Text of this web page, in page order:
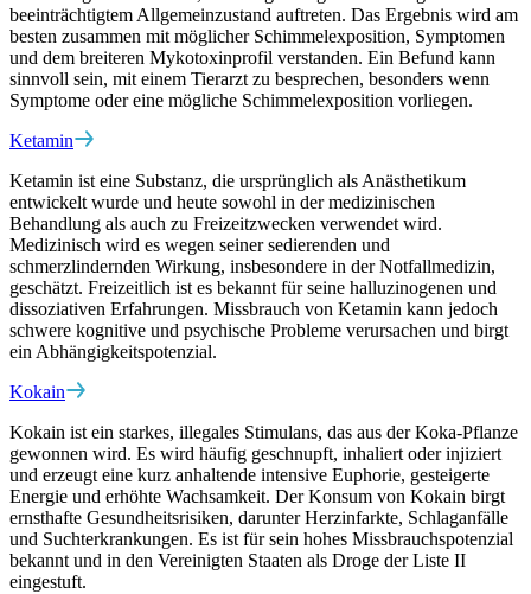
beeinträchtigtem Allgemeinzustand auftreten. Das Ergebnis wird am
besten zusammen mit möglicher Schimmelexposition, Symptomen
und dem breiteren Mykotoxinprofil verstanden. Ein Befund kann
sinnvoll sein, mit einem Tierarzt zu besprechen, besonders wenn
Symptome oder eine mögliche Schimmelexposition vorliegen.
Ketamin
Ketamin ist eine Substanz, die ursprünglich als Anästhetikum
entwickelt wurde und heute sowohl in der medizinischen
Behandlung als auch zu Freizeitzwecken verwendet wird.
Medizinisch wird es wegen seiner sedierenden und
schmerzlindernden Wirkung, insbesondere in der Notfallmedizin,
geschätzt. Freizeitlich ist es bekannt für seine halluzinogenen und
dissoziativen Erfahrungen. Missbrauch von Ketamin kann jedoch
schwere kognitive und psychische Probleme verursachen und birgt
ein Abhängigkeitspotenzial.
Kokain
Kokain ist ein starkes, illegales Stimulans, das aus der Koka-Pflanze
gewonnen wird. Es wird häufig geschnupft, inhaliert oder injiziert
und erzeugt eine kurz anhaltende intensive Euphorie, gesteigerte
Energie und erhöhte Wachsamkeit. Der Konsum von Kokain birgt
ernsthafte Gesundheitsrisiken, darunter Herzinfarkte, Schlaganfälle
und Suchterkrankungen. Es ist für sein hohes Missbrauchspotenzial
bekannt und in den Vereinigten Staaten als Droge der Liste II
eingestuft.